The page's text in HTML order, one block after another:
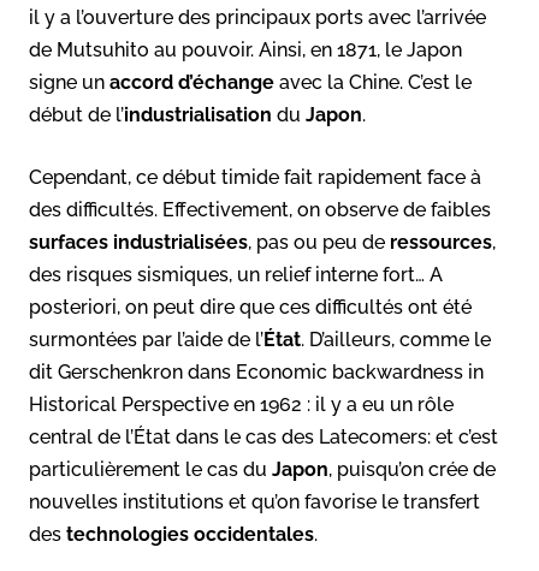
il y a l’ouverture des principaux ports avec l’arrivée
de Mutsuhito au pouvoir. Ainsi, en 1871, le Japon
signe un accord d’échange avec la Chine. C’est le
début de l’industrialisation du Japon.
Cependant, ce début timide fait rapidement face à
des difficultés. Effectivement, on observe de faibles
surfaces industrialisées, pas ou peu de ressources,
des risques sismiques, un relief interne fort… A
posteriori, on peut dire que ces difficultés ont été
surmontées par l’aide de l’État. D’ailleurs, comme le
dit Gerschenkron dans Economic backwardness in
Historical Perspective en 1962 : il y a eu un rôle
central de l’État dans le cas des Latecomers: et c’est
particulièrement le cas du Japon, puisqu’on crée de
nouvelles institutions et qu’on favorise le transfert
des technologies occidentales.